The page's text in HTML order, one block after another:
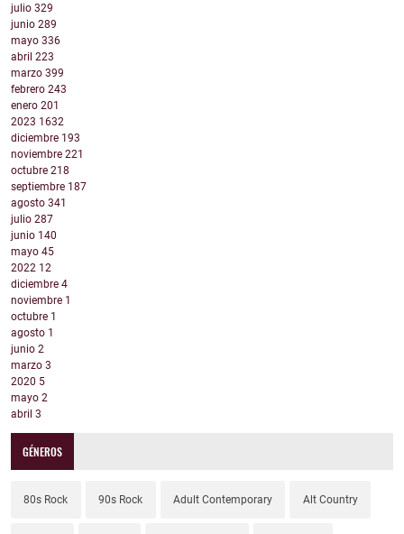
julio 329
junio 289
mayo 336
abril 223
marzo 399
febrero 243
enero 201
2023 1632
diciembre 193
noviembre 221
octubre 218
septiembre 187
agosto 341
julio 287
junio 140
mayo 45
2022 12
diciembre 4
noviembre 1
octubre 1
agosto 1
junio 2
marzo 3
2020 5
mayo 2
abril 3
GÉNEROS
80s Rock 90s Rock Adult Contemporary Alt Country